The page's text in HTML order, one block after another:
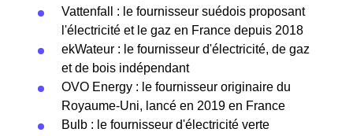
Vattenfall : le fournisseur suédois proposant
l'électricité et le gaz en France depuis 2018
ekWateur : le fournisseur d'électricité, de gaz
et de bois indépendant
OVO Energy : le fournisseur originaire du
Royaume-Uni, lancé en 2019 en France
Bulb : le fournisseur d'électricité verte